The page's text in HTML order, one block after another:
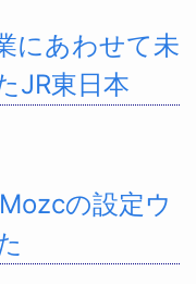
にあわせて未
JR東日本
の設定ウ